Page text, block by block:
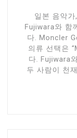
일본 음악
Fujiwara와 함
다. Moncler
의류 선택은
다. Fujiwara
두 사람이 천